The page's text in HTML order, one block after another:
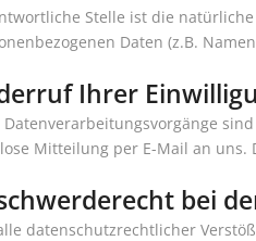
Stelle ist die
Daten (z.B.
Ihrer
Datenverarbeitungsvorgänge
Mitteilung per E-Mail an
bei
datenschutzrechtlicher